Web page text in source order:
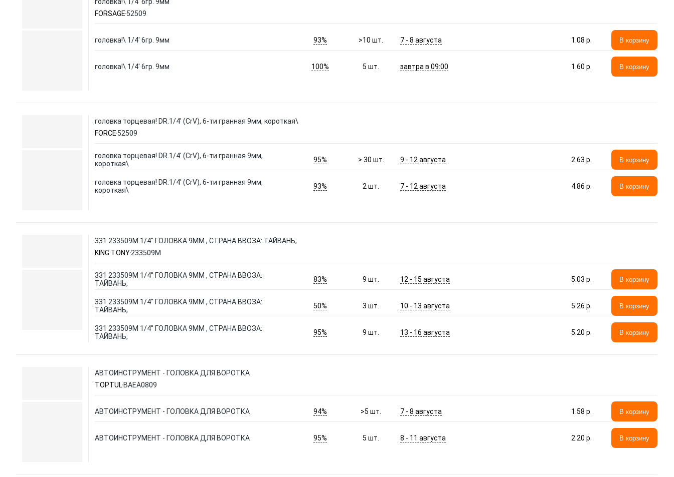
FORSAGE 52509
головка!\ 1/4' 6гр. 9мм 93% >10шт. 7 - 8 августа 1.08 p. В корзину
головка!\ 1/4' 6гр. 9мм 100% 5шт. завтра в 09:00 1.60 p. В корзину
головка торцевая! DR.1/4' (CrV), 6-ти гранная 9мм, короткая\
FORCE 52509
головка торцевая! DR.1/4' (CrV), 6-ти гранная 9мм,
короткая\
95% > 30 шт. 9 - 12 августа 2.63 p. В корзину
головка торцевая! DR.1/4' (CrV), 6-ти гранная 9мм,
короткая\
93% 2шт. 7 - 12 августа 4.86 p. В корзину
331 233509М 1/4'' ГОЛОВКА 9ММ , СТРАНА ВВОЗА: ТАЙВАНЬ,
KING TONY233509M
331 233509М 1/4'' ГОЛОВКА 9ММ , СТРАНА ВВОЗА:
ТАЙВАНЬ,
83% 9шт. 12 - 15 августа 5.03 p. В корзину
331 233509М 1/4'' ГОЛОВКА 9ММ , СТРАНА ВВОЗА:
ТАЙВАНЬ,
50% 3шт. 10 - 13 августа 5.26 p. В корзину
331 233509М 1/4'' ГОЛОВКА 9ММ , СТРАНА ВВОЗА:
ТАЙВАНЬ,
95% 9шт. 13 - 16 августа 5.20 p. В корзину
АВТОИНСТРУМЕНТ - ГОЛОВКА ДЛЯ ВОРОТКА
TOPTUL BAEA0809
АВТОИНСТРУМЕНТ - ГОЛОВКА ДЛЯ ВОРОТКА 94% >5шт. 7 - 8 августа 1.58 p. В корзину
АВТОИНСТРУМЕНТ - ГОЛОВКА ДЛЯ ВОРОТКА 95% 5шт. 8 - 11 августа 2.20 p. В корзину